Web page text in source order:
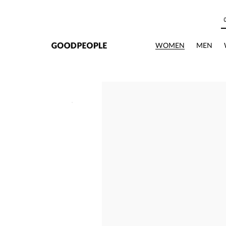
WOMEN MEN